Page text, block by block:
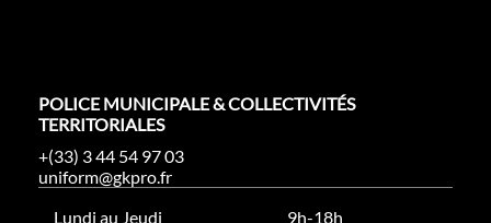
POLICE MUNICIPALE & COLLECTIVITÉS
TERRITORIALES
+(33) 3 44 54 97 03
uniform@gkpro.fr
Lundi au Jeudi
9h-18h